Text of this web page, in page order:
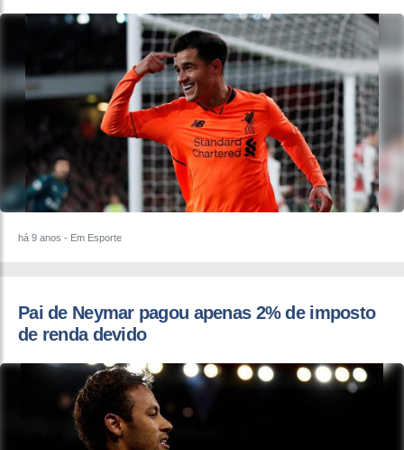
há 9 anos - Em Esporte
Pai de Neymar pagou apenas 2% de imposto
de renda devido